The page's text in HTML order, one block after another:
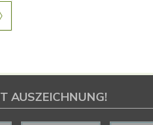
AUSZEICHNUNG!